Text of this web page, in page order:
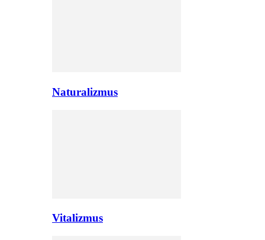
Naturalizmus
Vitalizmus